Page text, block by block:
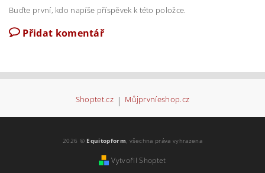
Buďte první, kdo napíše příspěvek k této položce.
Přidat komentář
Shoptet.cz | Můjprvníeshop.cz
2026 © Equitopform, všechna práva vyhrazena
Vytvořil Shoptet